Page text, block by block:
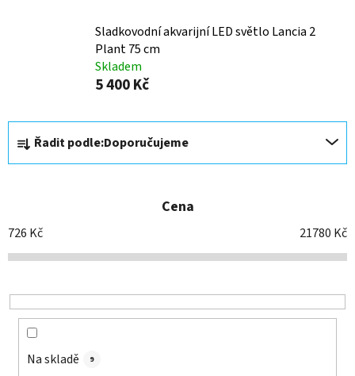
Sladkovodní akvarijní LED světlo Lancia 2
Plant 75 cm
Skladem
5 400 Kč
Ř
z
í
p
o
d
Řadit podle:Doporučujeme
Cena
726 Kč 21780 Kč
Na skladě 9